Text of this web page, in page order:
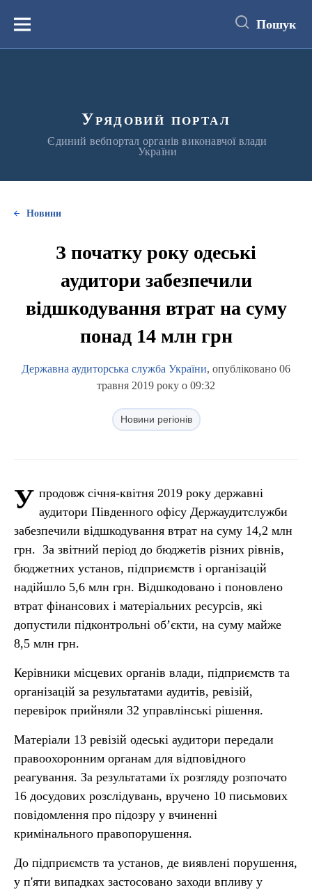
вмістуМеню Пошук
Урядовий портал
Єдиний вебпортал органів виконавчої влади
України
Новини
З початку року одеські
аудитори забезпечили
відшкодування втрат на суму
понад 14 млн грн
Державна аудиторська служба України, опубліковано 06
травня 2019 року о 09:32
Новини регіонів
У продовж січня-квітня 2019 року державні
аудитори Південного офісу Держаудитслужби
забезпечили відшкодування втрат на суму 14,2 млн
грн. За звітний період до бюджетів різних рівнів,
бюджетних установ, підприємств і організацій
надійшло 5,6 млн грн. Відшкодовано і поновлено
втрат фінансових і матеріальних ресурсів, які
допустили підконтрольні об’єкти, на суму майже
8,5 млн грн.
Керівники місцевих органів влади, підприємств та
організацій за результатами аудитів, ревізій,
перевірок прийняли 32 управлінські рішення.
Матеріали 13 ревізій одеські аудитори передали
правоохоронним органам для відповідного
реагування. За результатами їх розгляду розпочато
16 досудових розслідувань, вручено 10 письмових
повідомлення про підозру у вчиненні
кримінального правопорушення.
До підприємств та установ, де виявлені порушення,
у п'яти випадках застосовано заходи впливу у